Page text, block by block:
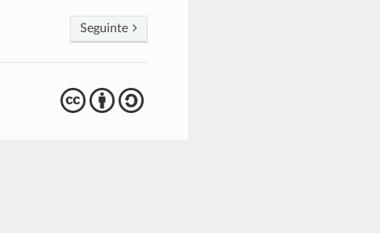
Seguinte
cba